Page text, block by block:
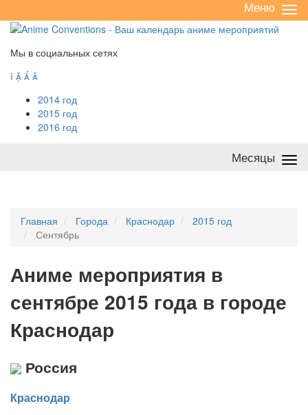
/
Меню
Мы в социальных сетях
   
2014 год
2015 год
2016 год
Месяцы
Главная Города Краснодар
2015 год
Сентябрь
Аниме мероприятия в
сентябре 2015 года в городе
Краснодар
Россия
Краснодар